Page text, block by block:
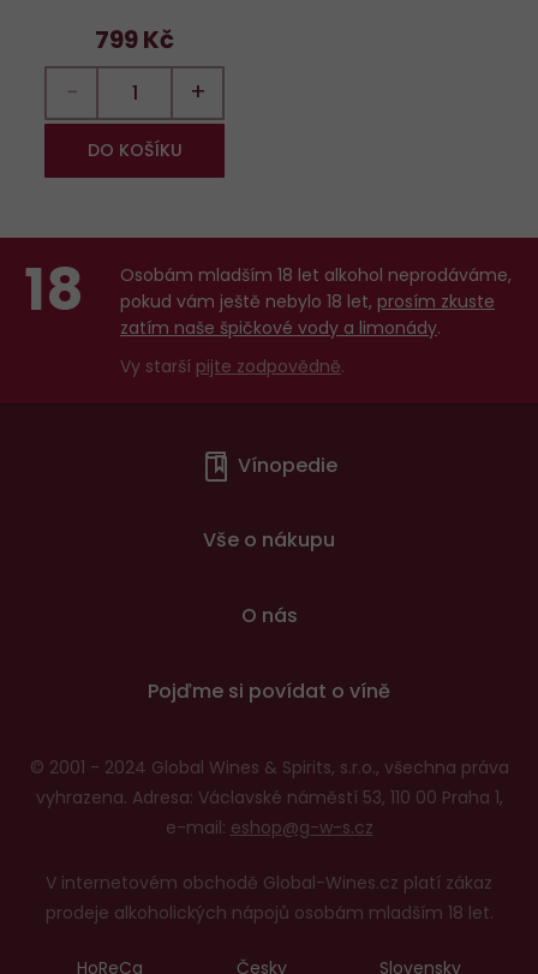
799 Kč
− +
DO KOŠÍKU
18
Osobám mladším 18 let alkohol neprodáváme,
pokud vám ještě nebylo 18 let, prosím zkuste
zatím naše špičkové vody a limonády.
Vy starší pijte zodpovědně.
Vínopedie
Vše o nákupu
O nás
Pojďme si povídat o víně
© 2001 - 2024 Global Wines & Spirits, s.r.o., všechna práva
vyhrazena. Adresa: Václavské náměstí 53, 110 00 Praha 1,
e-mail: eshop@g-w-s.cz
V internetovém obchodě Global-Wines.cz platí zákaz
prodeje alkoholických nápojů osobám mladším 18 let.
HoReCa Česky Slovensky